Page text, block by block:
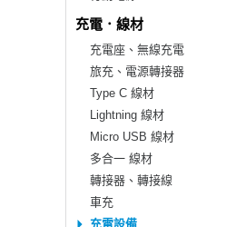
充電．線材
充電座、無線充電
旅充、電源轉接器
Type C 線材
Lightning 線材
Micro USB 線材
多合一 線材
轉接器、轉接線
車充
充電設備